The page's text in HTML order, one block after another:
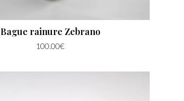
Bague rainure Zebrano
100.00€